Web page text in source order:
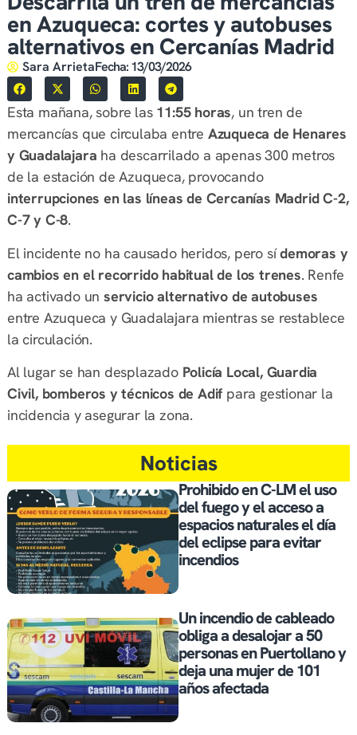
en Azuqueca: cortes y autobuses
alternativos en Cercanías Madrid
Sara ArrietaFecha:13/03/2026
Esta mañana, sobre las 11:55 horas, un tren de
mercancías que circulaba entre Azuqueca de Henares
y Guadalajara ha descarrilado a apenas 300 metros
de la estación de Azuqueca, provocando
interrupciones en las líneas de Cercanías Madrid C-2,
C-7 y C-8.
El incidente no ha causado heridos, pero sídemoras y
cambios en el recorrido habitual de los trenes. Renfe
ha activado un servicio alternativo de autobuses
entre Azuqueca y Guadalajara mientras se restablece
la circulación.
Al lugar se han desplazado Policía Local, Guardia
Civil, bomberos y técnicos de Adif para gestionar la
incidencia y asegurar la zona.
Noticias
Prohibido en C-LM el uso
del fuego y el acceso a
espacios naturales el día
del eclipse para evitar
incendios
Un incendio de cableado
obliga a desalojar a 50
personas en Puertollano y
deja una mujer de 101
años afectada